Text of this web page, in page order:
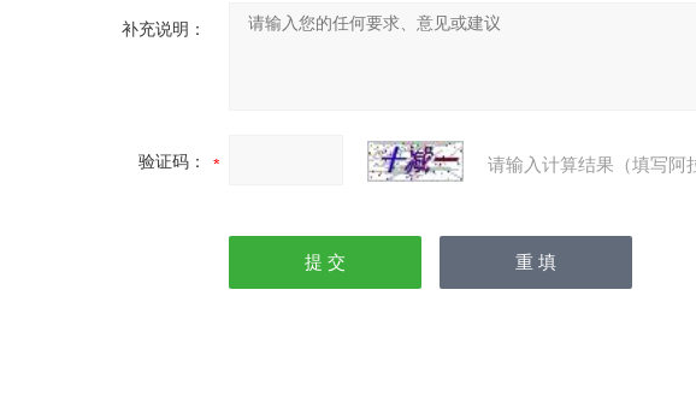
补充说明：
验证码： 请输入计算结果（填写阿